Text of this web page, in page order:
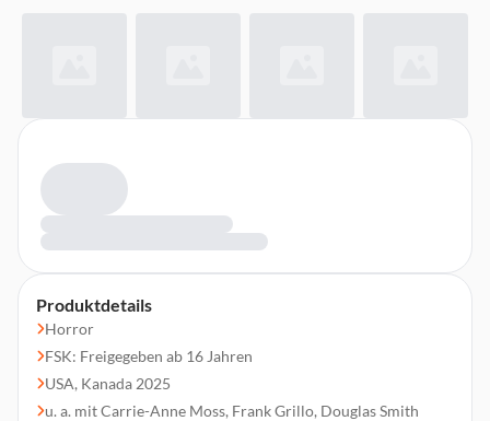
Produktdetails
Horror
FSK: Freigegeben ab 16 Jahren
USA, Kanada 2025
u. a. mit Carrie-Anne Moss, Frank Grillo, Douglas Smith